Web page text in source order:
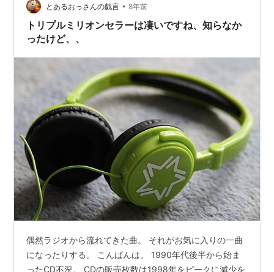
の後もいつの時代もヒット曲や名アルバムを残し続け
た。ただ、83年の『バレリーナ』な…
とあるおっさんの戯言 • 8年前
トリプルミリオンセラーは凄いですね、知らなか
ったけど、、
偶然ラジオから流れてきた曲。 それがお気に入りの一曲
になったりする。 こんばんは。 1990年代後半から始ま
ったCD不況。 CDの販売枚数は1998年をピークに減少を